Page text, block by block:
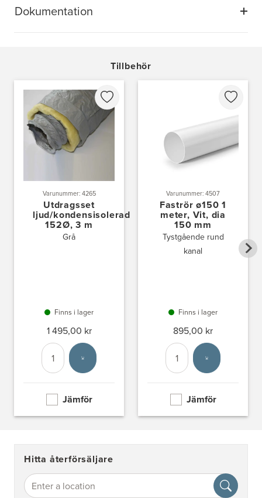
Dokumentation
Tillbehör
Varunummer: 4265
Utdragsset
ljud/kondensisolerad
152Ø, 3 m
Grå
Finns i lager
1 495,00 kr
Antal
Välj enhet
Jämför
Varunummer: 4507
Faströr ø150 1
meter, Vit, dia
150 mm
Tystgående rund
kanal
Finns i lager
895,00 kr
Antal
Välj enhet
Jämför
Hitta återförsäljare